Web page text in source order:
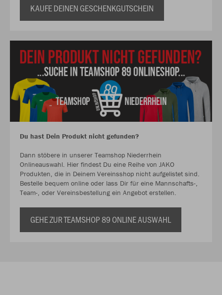
KAUFE DEINEN GESCHENKGUTSCHEIN
Du hast Dein Produkt nicht gefunden?
Dann stöbere in unserer Teamshop Niederrhein
Onlineauswahl. Hier findest Du eine Reihe von JAKO
Produkten, die in Deinem Vereinsshop nicht aufgelistet sind.
Bestelle bequem online oder lass Dir für eine Mannschafts-,
Team-, oder Vereinsbestellung ein Angebot erstellen.
GEHE ZUR TEAMSHOP 89 ONLINE AUSWAHL